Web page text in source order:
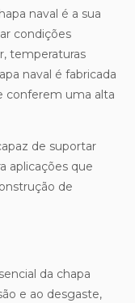
naval é a sua
condições
temperaturas
naval é fabricada
conferem uma alta
de suportar
aplicações que
de
da chapa
e ao desgaste,